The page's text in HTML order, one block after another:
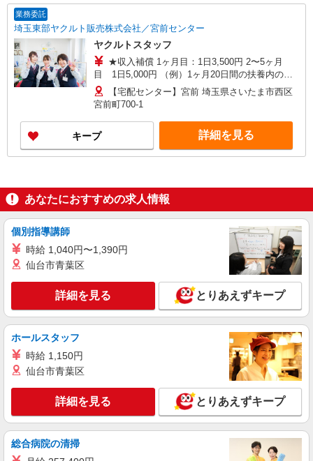
業務委託
埼玉東部ヤクルト販売株式会社／宮前センター
ヤクルトスタッフ
★収入補償 1ヶ月目：1日3,500円 2〜5ヶ月
目 1日5,000円 （例）1ヶ月20日間の扶養内のお
仕事の場合5,000円×20日＝100,000円 ※扶養内は
月収108,000円まで 平均月収130,000円 ◆商品買
取りなし！働いた分はしっかり稼げます 収入保障
期間：5か月
【宅配センター】宮前 埼玉県さいたま市西区
宮前町700-1
キープ 詳細を見る
あなたにおすすめの求人情報
個別指導講師
時給 1,040円〜1,390円
仙台市青葉区
詳細を見る とりあえずキープ
ホールスタッフ
時給 1,150円
仙台市青葉区
詳細を見る とりあえずキープ
総合病院の清掃